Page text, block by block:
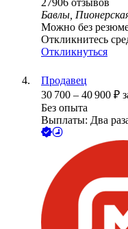
27906 отзывов
Бавлы,
Можно без
Откликнитесь
Откликнуться
Продавец
30 700 – 40 900 ₽
Без опыта
Выплаты: Два